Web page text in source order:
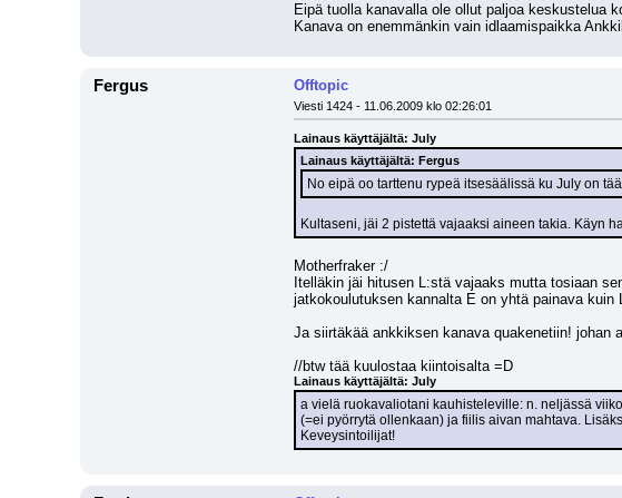
Eipä tuolla kanavalla ole ollut paljoa keskustelua
Kanava on enemmänkin vain idlaamispaikka
Fergus Offtopic
Viesti 1424 - 11.06.2009 klo 02:26:01
Lainaus käyttäjältä: July
Lainaus käyttäjältä: Fergus
No eipä oo tarttenu rypeä itsesäälissä ku July on
Kultaseni, jäi 2 pistettä vajaaksi aineen takia. Käyn
Motherfraker :/
Itelläkin jäi hitusen L:stä vajaaks mutta tosiaan
jatkokoulutuksen kannalta E on yhtä painava kuin
Ja siirtäkää ankkiksen kanava quakenetiin! johan
//btw tää kuulostaa kiintoisalta =D
Lainaus käyttäjältä: July
a vielä ruokavaliotani kauhisteleville: n. neljässä
(=ei pyörrytä ollenkaan) ja fiilis aivan mahtava.
Keveysintoilijat!